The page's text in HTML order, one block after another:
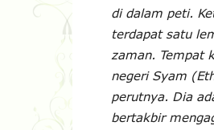
di dalam peti.
terdapat satu
zaman. Tempat
negeri Syam
perutnya. Dia
bertakbir